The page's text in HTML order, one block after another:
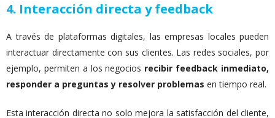
4. Interacción directa y feedback
A través de plataformas digitales, las empresas locales pueden
interactuar directamente con sus clientes. Las redes sociales, por
ejemplo, permiten a los negocios recibir feedback inmediato,
responder a preguntas y resolver problemas en tiempo real.
Esta interacción directa no solo mejora la satisfacción del cliente,